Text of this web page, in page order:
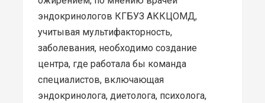
эндокринологов КГБУЗ АККЦОМД,
учитывая мультифакторность,
заболевания, необходимо создание
центра, где работала бы команда
специалистов, включающая
эндокринолога, диетолога, психолога,